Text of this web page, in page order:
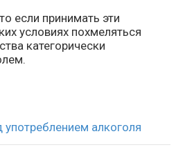
если принимать эти
условиях похмеляться
категорически
употреблением алкоголя